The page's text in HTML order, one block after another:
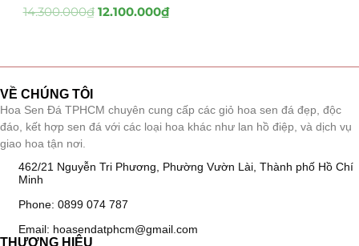
Hồ Điệp và Hoa Sen đá
Lũa Hồ Điệp Sen Đá
Tiểu Cảnh Lan Sen Đá (63)
Hoa Ngày Lễ 8/3 (38)
Hoa Tặng 14/2
Hoa Tặng 20/10
14.300.000₫ 12.100.000₫
VỀ CHÚNG TÔI
Hoa Sen Đá TPHCM chuyên cung cấp các giỏ hoa sen đá đẹp, độc
đáo, kết hợp sen đá với các loại hoa khác như lan hồ điệp, và dịch vụ
giao hoa tận nơi.
462/21 Nguyễn Tri Phương, Phường Vườn Lài, Thành phố Hồ Chí
Minh
Phone: 0899 074 787
Email: hoasendatphcm@gmail.com
THƯƠNG HIỆU